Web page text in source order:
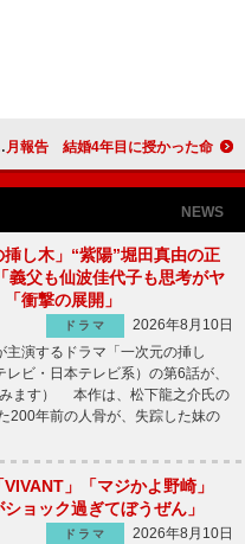
麻生久美子、妊娠5カ月報告 結婚4年目に授かった命
NEWS
挿し木」“紫陽”堀田真由の正
義父も仙波佳代子も思考がヤ
衝撃の展開」
ドラマ
2026年8月10日
演するドラマ「一次元の挿し
レビ・日本テレビ系）の第6話が、
ます） 本作は、松下龍之介氏の
200年前の人骨が、失踪した妹の
」「マジかよ野崎」
ショック過ぎてぼうぜん」
ドラマ
2026年8月10日